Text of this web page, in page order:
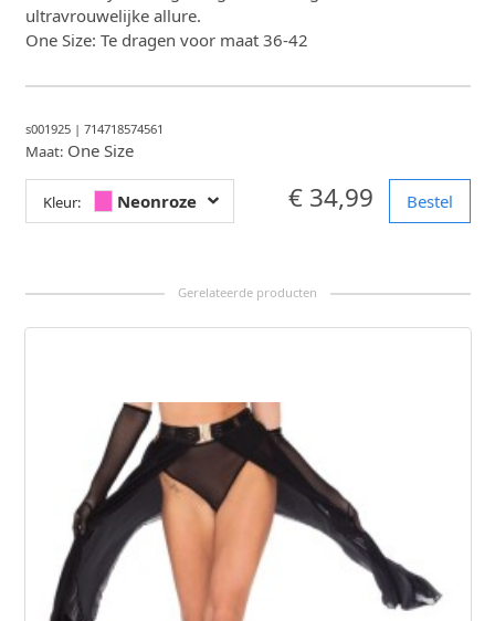
ultravrouwelijke allure.
One Size: Te dragen voor maat 36-42
s001925 | 714718574561
Maat: One Size
Kleur: Neonroze € 34,99 Bestel